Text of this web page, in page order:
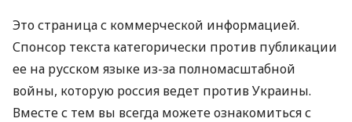
Это страница с коммерческой информацией.
Спонсор текста категорически против публикации
ее на русском языке из-за полномасштабной
войны, которую россия ведет против Украины.
Вместе с тем вы всегда можете ознакомиться с